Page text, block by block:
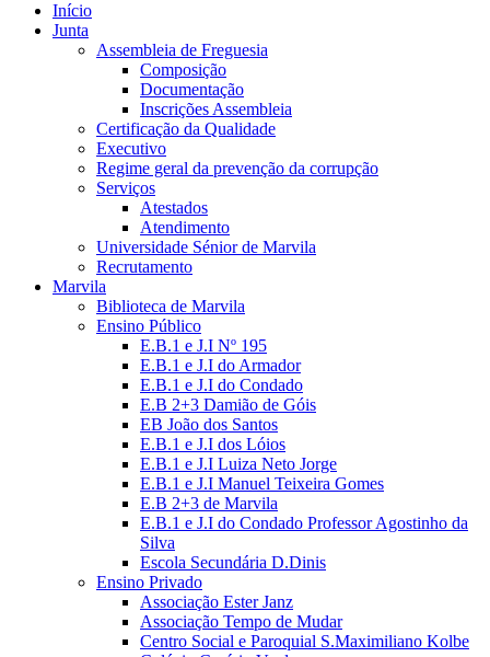
Início
Junta
Assembleia de Freguesia
Composição
Documentação
Inscrições Assembleia
Certificação da Qualidade
Executivo
Regime geral da prevenção da corrupção
Serviços
Atestados
Atendimento
Universidade Sénior de Marvila
Recrutamento
Marvila
Biblioteca de Marvila
Ensino Público
E.B.1 e J.I Nº 195
E.B.1 e J.I do Armador
E.B.1 e J.I do Condado
E.B 2+3 Damião de Góis
EB João dos Santos
E.B.1 e J.I dos Lóios
E.B.1 e J.I Luiza Neto Jorge
E.B.1 e J.I Manuel Teixeira Gomes
E.B 2+3 de Marvila
E.B.1 e J.I do Condado Professor Agostinho da
Silva
Escola Secundária D.Dinis
Ensino Privado
Associação Ester Janz
Associação Tempo de Mudar
Centro Social e Paroquial S.Maximiliano Kolbe